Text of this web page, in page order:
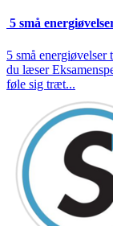
5 små
5 små
du læser
føle sig træt...